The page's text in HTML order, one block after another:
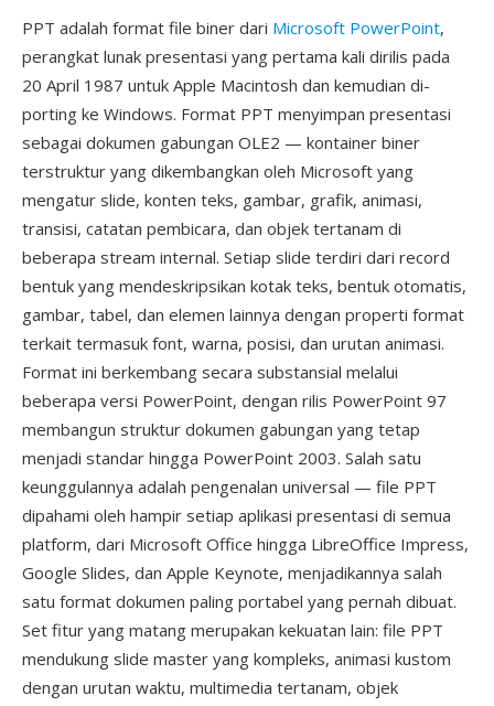
PPT adalah format file biner dari Microsoft PowerPoint,
perangkat lunak presentasi yang pertama kali dirilis pada
20 April 1987 untuk Apple Macintosh dan kemudian di-
porting ke Windows. Format PPT menyimpan presentasi
sebagai dokumen gabungan OLE2 — kontainer biner
terstruktur yang dikembangkan oleh Microsoft yang
mengatur slide, konten teks, gambar, grafik, animasi,
transisi, catatan pembicara, dan objek tertanam di
beberapa stream internal. Setiap slide terdiri dari record
bentuk yang mendeskripsikan kotak teks, bentuk otomatis,
gambar, tabel, dan elemen lainnya dengan properti format
terkait termasuk font, warna, posisi, dan urutan animasi.
Format ini berkembang secara substansial melalui
beberapa versi PowerPoint, dengan rilis PowerPoint 97
membangun struktur dokumen gabungan yang tetap
menjadi standar hingga PowerPoint 2003. Salah satu
keunggulannya adalah pengenalan universal — file PPT
dipahami oleh hampir setiap aplikasi presentasi di semua
platform, dari Microsoft Office hingga LibreOffice Impress,
Google Slides, dan Apple Keynote, menjadikannya salah
satu format dokumen paling portabel yang pernah dibuat.
Set fitur yang matang merupakan kekuatan lain: file PPT
mendukung slide master yang kompleks, animasi kustom
dengan urutan waktu, multimedia tertanam, objek